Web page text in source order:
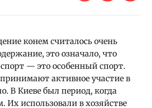
конем считалось очень
это означало, что
— это особенный спорт.
активное участие в
В Киеве был период, когда
использовали в хозяйстве